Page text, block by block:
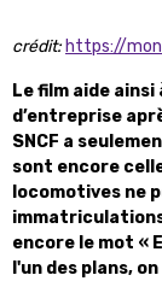
crédit: https://
Le film aide
d’entreprise
SNCF a
sont encore
locomotives ne
encore le mot «
l'un des plans,